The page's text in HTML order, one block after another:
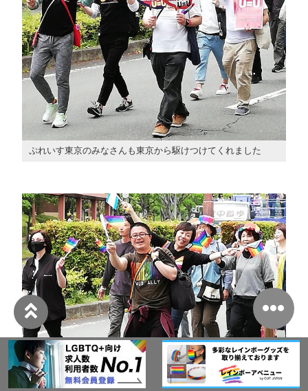
ぷれいす東京のみなさんも東京から駆けつけてくれました